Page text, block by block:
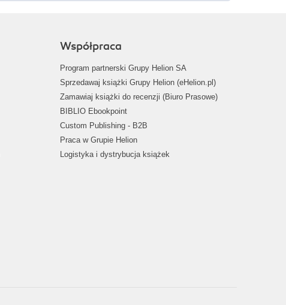
Współpraca
Program partnerski Grupy Helion SA
Sprzedawaj książki Grupy Helion (eHelion.pl)
Zamawiaj książki do recenzji (Biuro Prasowe)
BIBLIO Ebookpoint
Custom Publishing - B2B
Praca w Grupie Helion
Logistyka i dystrybucja książek